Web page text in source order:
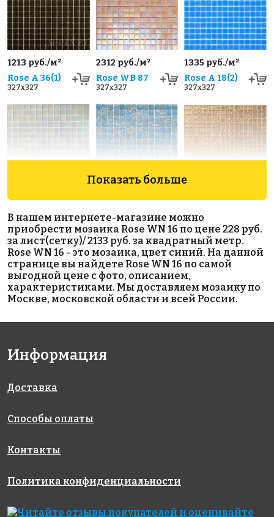
1213 руб./м²
Rose A 36(1)
327x327
2312 руб./м²
Rose WB 87
327x327
1335 руб./м²
Rose A 18(2)
327x327
2686 руб./м²
Rose WA 13
(20x20)
327x327
2450 руб./м²
Rose G 62
327x327
3883 руб./м²
Golden Effect
JN03-20
327x327
5243 руб./м²
Rose CA 24(2)
Rose A 108(2)
2312 руб./м²
327x327
4795 руб./м²
Показать больше
В нашем интернете-магазине можно
приобрести мозаика Rose WN 16 по цене 228 руб.
за лист(сетку)/ 2133 руб. за квадратный метр.
Rose WN 16 - это мозаика, цвет синий. На данной
странице вы найдете Rose WN 16 по самой
выгодной цене с фото, описанием,
характеристиками. Мы доставляем мозаику по
Москве, московской области и всей России.
Информация
Доставка
Способы оплаты
Контакты
Политика конфиденциальности